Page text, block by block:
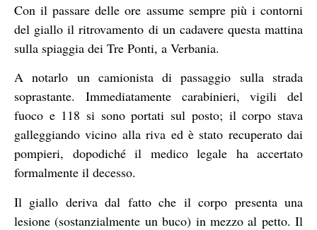
Con il passare delle ore assume sempre più i contorni
del giallo il ritrovamento di un cadavere questa mattina
sulla spiaggia dei Tre Ponti, a Verbania.
A notarlo un camionista di passaggio sulla strada
soprastante. Immediatamente carabinieri, vigili del
fuoco e 118 si sono portati sul posto; il corpo stava
galleggiando vicino alla riva ed è stato recuperato dai
pompieri, dopodiché il medico legale ha accertato
formalmente il decesso.
Il giallo deriva dal fatto che il corpo presenta una
lesione (sostanzialmente un buco) in mezzo al petto. Il